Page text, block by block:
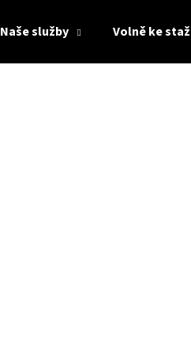
Naše služby Volně ke